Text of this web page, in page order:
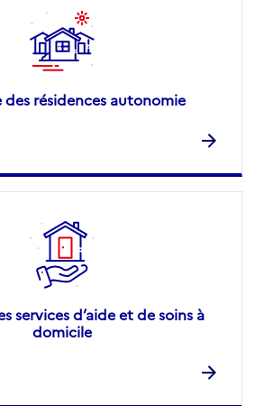
des résidences autonomie
services d’aide et de soins à
domicile